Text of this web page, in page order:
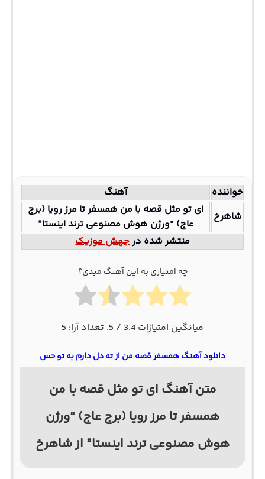
خواننده
آهنگ
شاهرخ
ای تو مثل قصه با من همسفر تا مرز رویا (برج
عاج) “ورژن هوش مصنوعی ترند اینستا”
منتشر شده درجهش موزیک
چه امتیازی به این آهنگ میدی؟
میانگین امتیازات 3.4 / 5. تعداد آرا: 5
دانلود آهنگ همسفر قصه من از ته دل دارم به تو حس
متن آهنگ ای تو مثل قصه با من
همسفر تا مرز رویا (برج عاج) “ورژن
هوش مصنوعی ترند اینستا” از شاهرخ